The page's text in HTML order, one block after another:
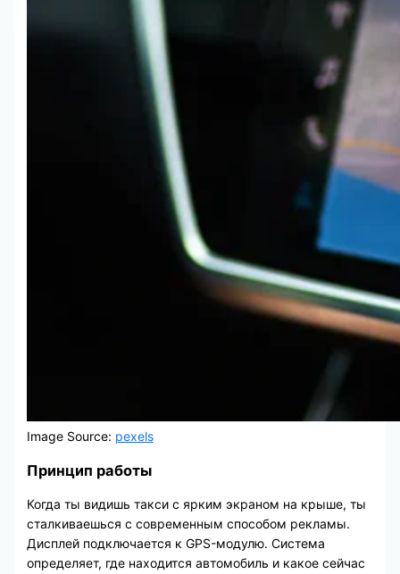
Image Source: pexels
Принцип работы
Когда ты видишь такси с ярким экраном на крыше, ты
сталкиваешься с современным способом рекламы.
Дисплей подключается к GPS-модулю. Система
определяет, где находится автомобиль и какое сейчас